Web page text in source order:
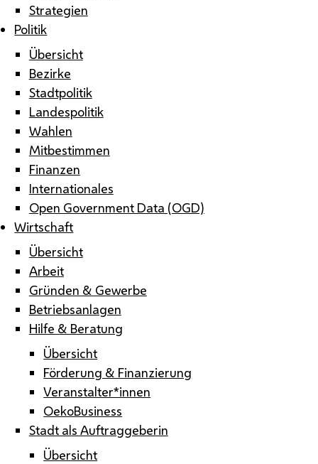
Strategien
Politik
Übersicht
Bezirke
Stadtpolitik
Landespolitik
Wahlen
Mitbestimmen
Finanzen
Internationales
Open Government Data (OGD)
Wirtschaft
Übersicht
Arbeit
Gründen & Gewerbe
Betriebsanlagen
Hilfe & Beratung
Übersicht
Förderung & Finanzierung
Veranstalter*innen
OekoBusiness
Stadt als Auftraggeberin
Übersicht